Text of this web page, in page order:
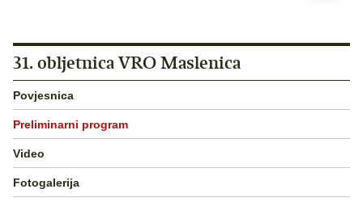
31. obljetnica VRO Maslenica
Povjesnica
Preliminarni program
Video
Fotogalerija